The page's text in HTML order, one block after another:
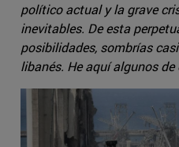
político actual y la grave
inevitables. De esta
posibilidades, sombrías
libanés. He aquí algunos de